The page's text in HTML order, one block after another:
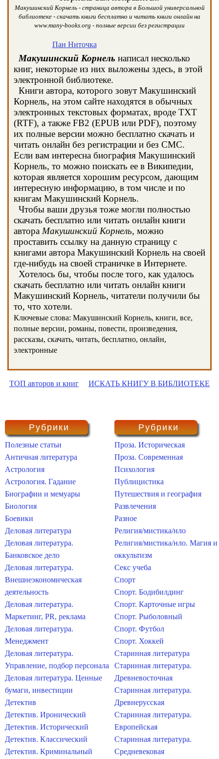
Макушинский Корнель - страница автора в Большой универсальной
библиотеке - скачать книги бесплатно и читать книги онлайн на
www.many-books.org - полные версии без регистрации
Пан Ниточка
Макушинский Корнель написал несколько
книг, некоторые из них выложены здесь, в этой
электронной библиотеке.
Книги автора, которого зовут Макушинский
Корнель, на этом сайте находятся в обычных
электронных текстовых форматах, вроде TXT
(RTF), а также FB2 (EPUB или PDF), поэтому
их полные версии можно бесплатно скачать и
читать онлайн без регистрации и без СМС.
Если вам интересна биография Макушинский
Корнель, то можно поискать ее в Википедии,
которая является хорошим ресурсом, дающим
интересную информацию, в том числе и по
книгам Макушинский Корнель.
Чтобы ваши друзья тоже могли полностью
скачать бесплатно или читать онлайн книги
автора Макушинский Корнель, можно
проставить ссылку на данную страницу с
книгами автора Макушинский Корнель на своей
где-нибудь на своей страничке в Интернете.
Хотелось бы, чтобы после того, как удалось
скачать бесплатно или читать онлайн книги
Макушинский Корнель, читатели получили бы
то, что хотели.
Ключевые слова: Макушинский Корнель, книги, все,
полные версии, романы, повести, произведения,
рассказы, скачать, читать, бесплатно, онлайн,
электронные
ТОП авторов и книг ИСКАТЬ КНИГУ В БИБЛИОТЕКЕ
Рубрики
Полезные статьи
Античная литература
Астрология
Астрология. Гадание
Биографии и мемуары
Биология
Боевики
Деловая литература
Деловая литература.
Банковское дело
Деловая литература.
Внешнеэкономическая
деятельность
Деловая литература.
Маркетинг, PR, реклама
Деловая литература.
Менеджмент
Деловая литература.
Управление, подбор персонала
Деловая литература. Ценные
бумаги, инвестиции
Детектив
Детектив. Иронический
Детектив. Исторический
Детектив. Классический
Детектив. Криминальный
Рубрики
Проза. Историческая
Проза. Современная
Психология
Публицистика
Путешествия и география
Развлечения
Разное
Религия/мистика/нло
Религия/мистика/нло. Магия и
оккультизм
Секс учеба
Спорт
Спорт. Бодибилдинг
Спорт. Карточные игры
Спорт. Рыболовный
Спорт. Футбол
Спорт. Хоккей
Старинная литература
Старинная литература.
Древневосточная
Старинная литература.
Древнерусская
Старинная литература.
Европейская
Старинная литература.
Средневековая